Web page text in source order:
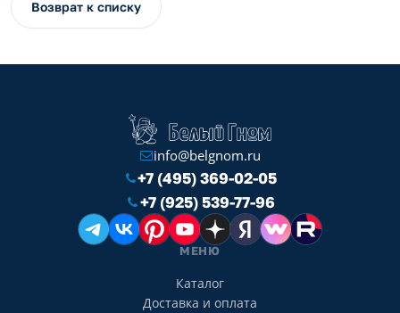
Возврат к списку
info@belgnom.ru
+7 (495) 369-02-05
+7 (925) 539-77-96
МЕНЮ
Каталог
Доставка и оплата